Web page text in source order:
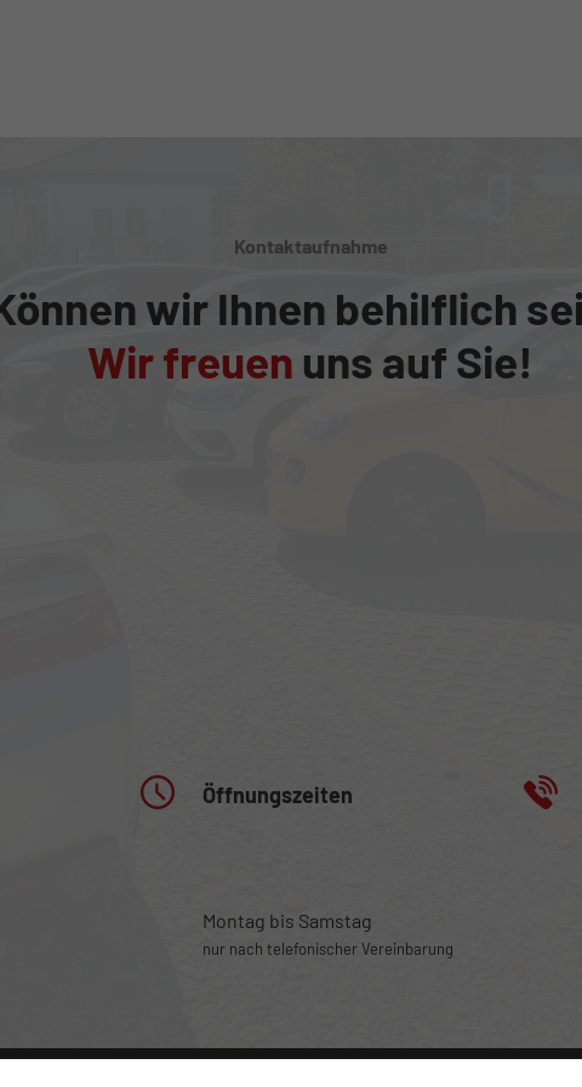
Kontaktaufnahme
wir Ihnen behilflich
Wir freuen uns auf Sie!
Öffnungszeiten
Montag bis Samstag
nur nach telefonischer Vereinbarung